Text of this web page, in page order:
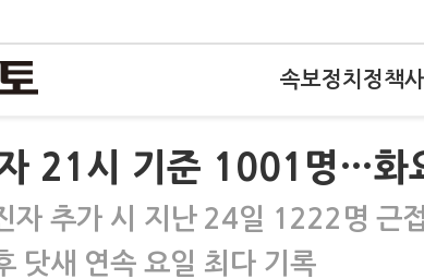
속보정치 정책
21시 기준 1001명…화
자 추가 시 지난 24일 1222명 근
닷새 연속 요일 최다 기록